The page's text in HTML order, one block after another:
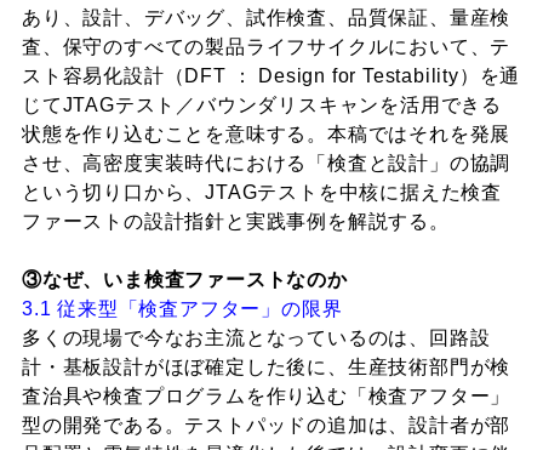
あり、設計、デバッグ、試作検査、品質保証、量産検
査、保守のすべての製品ライフサイクルにおいて、テ
スト容易化設計（DFT ： Design for Testability）を通
じてJTAGテスト／バウンダリスキャンを活用できる
状態を作り込むことを意味する。本稿ではそれを発展
させ、高密度実装時代における「検査と設計」の協調
という切り口から、JTAGテストを中核に据えた検査
ファーストの設計指針と実践事例を解説する。
③なぜ、いま検査ファーストなのか
3.1 従来型「検査アフター」の限界
多くの現場で今なお主流となっているのは、回路設
計・基板設計がほぼ確定した後に、生産技術部門が検
査治具や検査プログラムを作り込む「検査アフター」
型の開発である。テストパッドの追加は、設計者が部